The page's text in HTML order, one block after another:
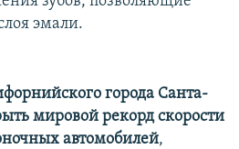
эмали.
города Санта-
мировой рекорд скорости
автомобилей,